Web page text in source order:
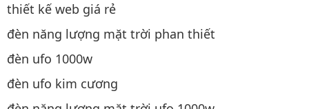
thiết kế web giá rẻ
đèn năng lượng mặt trời phan thiết
đèn ufo 1000w
đèn ufo kim cương